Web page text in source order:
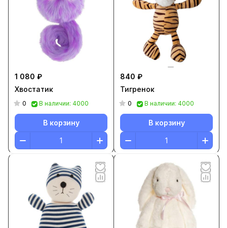
1 080 ₽
Хвостатик
0 В наличии: 4000
В корзину
840 ₽
Тигренок
0 В наличии: 4000
В корзину